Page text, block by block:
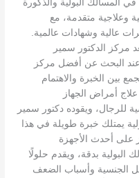
المسالك البولية والذكورة
وعلاجية متقدمة، مع
عالية وشهادات عالمية.
مركز الدكتور سمير
عند البحث عن أفضل مركز
بين الخبرة والاهتمام
أمراض الجهاز
للرجال، ويقوده دكتور سمير
يمتلك خبرة طويلة في هذا
على أحدث الأجهزة
بدقة، ويقدم حلولًا
الجنسية وأسباب الضعف